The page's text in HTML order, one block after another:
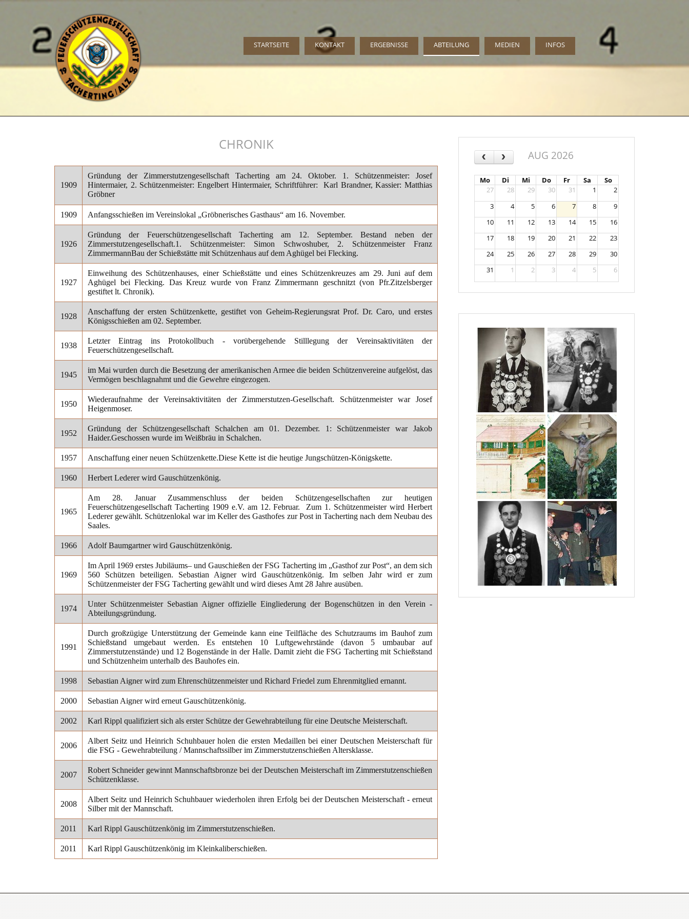
STARTSEITE KONTAKT ERGEBNISSE ABTEILUNG MEDIEN INFOS
CHRONIK
1909
Gründung der Zimmerstutzengesellschaft Tacherting am 24. Oktober. 1. Schützenmeister: Josef
Hintermaier, 2. Schützenmeister: Engelbert Hintermaier, Schriftführer: Karl Brandner, Kassier: Matthias
Gröbner
1909 Anfangsschießen im Vereinslokal „Gröbnerisches Gasthaus“ am 16. November.
1926
Gründung der Feuerschützengesellschaft Tacherting am 12. September. Bestand neben der
Zimmerstutzengesellschaft.1. Schützenmeister: Simon Schwoshuber, 2. Schützenmeister Franz
ZimmermannBau der Schießstätte mit Schützenhaus auf dem Aghügel bei Flecking.
1927
Einweihung des Schützenhauses, einer Schießstätte und eines Schützenkreuzes am 29. Juni auf dem
Aghügel bei Flecking. Das Kreuz wurde von Franz Zimmermann geschnitzt (von Pfr.Zitzelsberger
gestiftet lt. Chronik).
1928
Anschaffung der ersten Schützenkette, gestiftet von Geheim-Regierungsrat Prof. Dr. Caro, und erstes
Königsschießen am 02. September.
1938
Letzter Eintrag ins Protokollbuch - vorübergehende Stilllegung der Vereinsaktivitäten der
Feuerschützengesellschaft.
1945
im Mai wurden durch die Besetzung der amerikanischen Armee die beiden Schützenvereine aufgelöst, das
Vermögen beschlagnahmt und die Gewehre eingezogen.
1950
Wiederaufnahme der Vereinsaktivitäten der Zimmerstutzen-Gesellschaft. Schützenmeister war Josef
Heigenmoser.
1952
Gründung der Schützengesellschaft Schalchen am 01. Dezember. 1: Schützenmeister war Jakob
Haider.Geschossen wurde im Weißbräu in Schalchen.
1957 Anschaffung einer neuen Schützenkette.Diese Kette ist die heutige Jungschützen-Königskette.
1960 Herbert Lederer wird Gauschützenkönig.
1965
Am 28. Januar Zusammenschluss der beiden Schützengesellschaften zur heutigen
Feuerschützengesellschaft Tacherting 1909 e.V. am 12. Februar. Zum 1. Schützenmeister wird Herbert
Lederer gewählt. Schützenlokal war im Keller des Gasthofes zur Post in Tacherting nach dem Neubau des
Saales.
1966 Adolf Baumgartner wird Gauschützenkönig.
1969
Im April 1969 erstes Jubiläums– und Gauschießen der FSG Tacherting im „Gasthof zur Post“, an dem sich
560 Schützen beteiligen. Sebastian Aigner wird Gauschützenkönig. Im selben Jahr wird er zum
Schützenmeister der FSG Tacherting gewählt und wird dieses Amt 28 Jahre ausüben.
1974
Unter Schützenmeister Sebastian Aigner offizielle Eingliederung der Bogenschützen in den Verein -
Abteilungsgründung.
1991
Durch großzügige Unterstützung der Gemeinde kann eine Teilfläche des Schutzraums im Bauhof zum
Schießstand umgebaut werden. Es entstehen 10 Luftgewehrstände (davon 5 umbaubar auf
Zimmerstutzenstände) und 12 Bogenstände in der Halle. Damit zieht die FSG Tacherting mit Schießstand
und Schützenheim unterhalb des Bauhofes ein.
1998 Sebastian Aigner wird zum Ehrenschützenmeister und Richard Friedel zum Ehrenmitglied ernannt.
2000 Sebastian Aigner wird erneut Gauschützenkönig.
2002 Karl Rippl qualifiziert sich als erster Schütze der Gewehrabteilung für eine Deutsche Meisterschaft.
2006
Albert Seitz und Heinrich Schuhbauer holen die ersten Medaillen bei einer Deutschen Meisterschaft für
die FSG - Gewehrabteilung / Mannschaftssilber im Zimmerstutzenschießen Altersklasse.
2007
Robert Schneider gewinnt Mannschaftsbronze bei der Deutschen Meisterschaft im Zimmerstutzenschießen
Schützenklasse.
2008
Albert Seitz und Heinrich Schuhbauer wiederholen ihren Erfolg bei der Deutschen Meisterschaft - erneut
Silber mit der Mannschaft.
2011 Karl Rippl Gauschützenkönig im Zimmerstutzenschießen.
2011 Karl Rippl Gauschützenkönig im Kleinkaliberschießen.
‹ › AUG 2026
Mo Di Mi Do Fr Sa
So
27
28 29 30 31 1
2
3
4 5 6 7 8
9
10
11 12 13 14 15
16
17
18 19 20 21 22
23
24
25 26 27 28 29
30
31
1 2 3 4 5 6